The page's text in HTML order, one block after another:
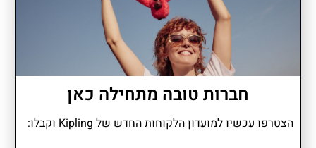
מתאים לגודל A4
חברות טובה מתחילה כאן
הצטרפו עכשיו למועדון הלקוחות החדש של Kipling וקבלו: